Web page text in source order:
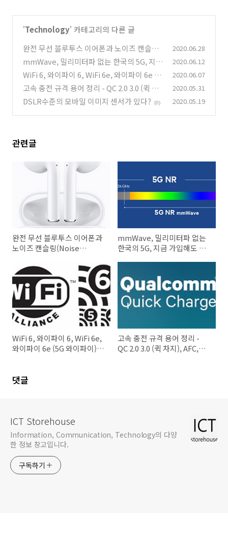
'Technology' 카테고리의 다른 글
완전 무선 블루투스 이어폰과 노이즈 캔슬링
(Noise Canceling)에 대하여 feat. ANC 와
PNC
(0)
2020.06.28
mmWave, 밀리미터파 없는 한국의 5G, 지금
가입해도 좋을까?
(0)
2020.06.12
WiFi 6, 와이파이 6, WiFi 6e, 와이파이 6e (5
G 와이파이), 802.11AX 최신 와이파이 규격에
대한 간단한 정리.
(0)
2020.06.07
고속 충전 규격 용어 정리 - QC 2.0 3.0 (퀵 차
지), AFC, SFC, USB PD, PPS 등. 충전기 / 보
2020.05.31
DSLR수준의 모바일 이미지 센서가 있다? (0) 2020.05.19
관련글
완전 무선 블루투스 이어폰과
노이즈 캔슬링(Noise
ANC 와 PNC
mmWave, 밀리미터파 없는
한국의 5G, 지금 가입해도 좋
WiFi 6, 와이파이 6, WiFi 6e,
와이파이 6e (5G 와이파이),
고속 충전 규격 용어 정리 -
QC 2.0 3.0 (퀵 차지), AFC,
댓글
ICT Storehouse
Information, Communication, Technology의 다양
한 정보 창고입니다.
구독하기